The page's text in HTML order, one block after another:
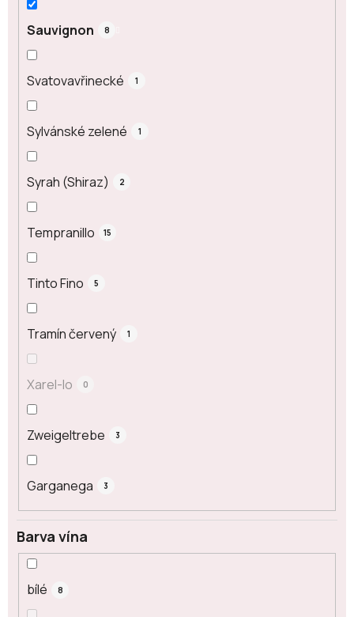
Sauvignon 8
Svatovavřinecké 1
Sylvánské zelené 1
Syrah (Shiraz) 2
Tempranillo 15
Tinto Fino 5
Tramín červený 1
Xarel-lo 0
Zweigeltrebe 3
Garganega 3
Barva vína
bílé 8